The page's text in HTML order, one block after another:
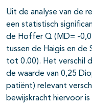
Uit de analyse van de
een statistisch
de Hoffer Q (MD= -
tussen de Haigis en de
tot 0.00). Het verschil
de waarde van 0,25
patiënt) relevant
bewijskracht hiervoor